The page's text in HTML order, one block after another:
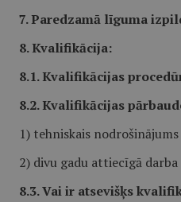
7. Paredzamā līguma
8. Kvalifikācija:
8.1. Kvalifikācijas
8.2. Kvalifikācijas
1) tehniskais
2) divu gadu attiecīgā
8.3. Vai ir atsevišķs